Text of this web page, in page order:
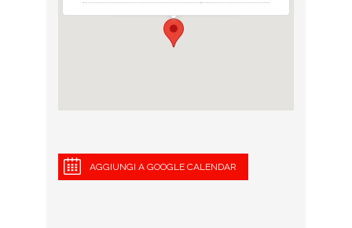
AGGIUNGI A GOOGLE CALENDAR